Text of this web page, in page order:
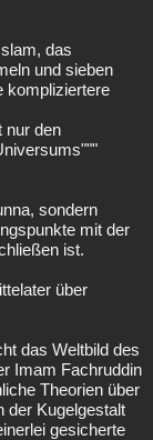
das
und sieben
kompliziertere
nur den
sondern
mit der
ist.
über
das Weltbild des
Imam Fachruddin
Theorien über
der Kugelgestalt
gesicherte